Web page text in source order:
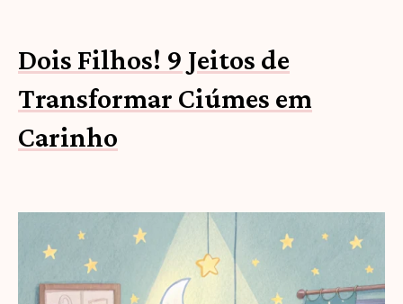
Dois Filhos! 9 Jeitos de
Transformar Ciúmes em
Carinho